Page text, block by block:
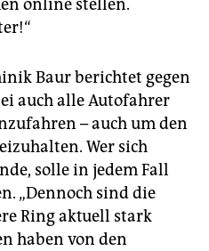
online stellen.
Baur berichtet gegen
auch alle Autofahrer
– auch um den
Wer sich
solle in jedem Fall
„Dennoch sind die
Ring aktuell stark
haben von den